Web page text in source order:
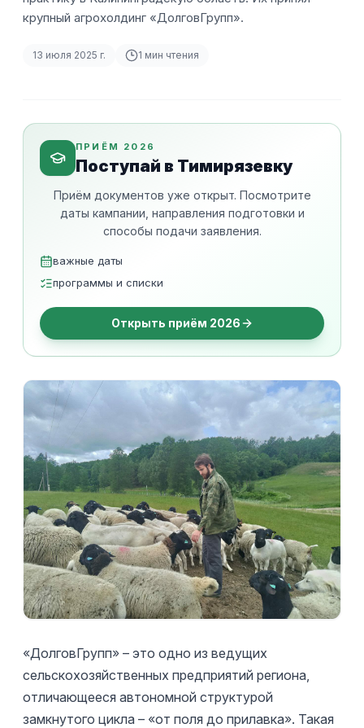
крупный агрохолдинг «ДолговГрупп».
13 июля 2025 г. 1 мин чтения
ПРИЁМ 2026
Поступай в Тимирязевку
Приём документов уже открыт. Посмотрите
даты кампании, направления подготовки и
способы подачи заявления.
важные даты
программы и списки
Открыть приём 2026
«ДолговГрупп» – это одно из ведущих
сельскохозяйственных предприятий региона,
отличающееся автономной структурой
замкнутого цикла – «от поля до прилавка». Такая